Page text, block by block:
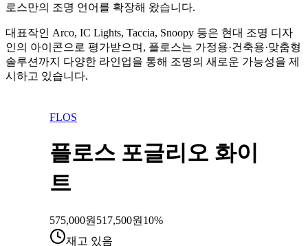
로스만의 조명 언어를 확장해 왔습니다.
대표작인 Arco, IC Lights, Taccia, Snoopy 등은 현대 조명 디자
인의 아이콘으로 평가받으며, 플로스는 가정용·건축용·맞춤형
솔루션까지 다양한 라인업을 통해 조명의 새로운 가능성을 제
시하고 있습니다.
FLOS
플로스 포글리오 화이
트
575,000원 517,500원 10%
재고 있음